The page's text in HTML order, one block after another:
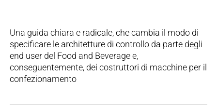
Una guida chiara e radicale, che cambia il modo di
specificare le architetture di controllo da parte degli
end user del Food and Beverage e,
conseguentemente, dei costruttori di macchine per il
confezionamento